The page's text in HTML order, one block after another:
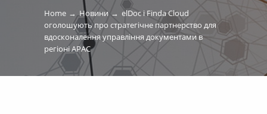
Home Новини
elDoc і Finda Cloud
оголошують про стратегічне партнерство для
вдосконалення управління документами в
регіоні APAC